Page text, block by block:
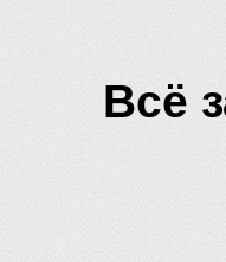
Всё